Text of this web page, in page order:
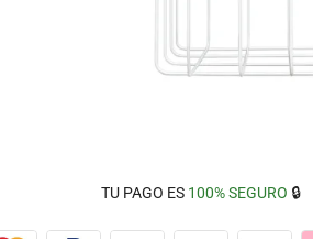
TU PAGO ES 100% SEGURO 🔒